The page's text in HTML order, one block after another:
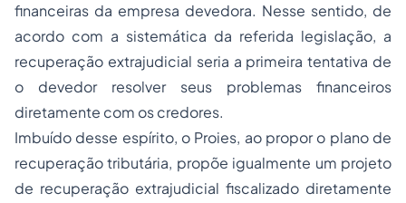
financeiras da empresa devedora. Nesse sentido, de
acordo com a sistemática da referida legislação, a
recuperação extrajudicial seria a primeira tentativa de
o devedor resolver seus problemas financeiros
diretamente com os credores.
Imbuído desse espírito, o Proies, ao propor o plano de
recuperação tributária, propõe igualmente um projeto
de recuperação extrajudicial fiscalizado diretamente